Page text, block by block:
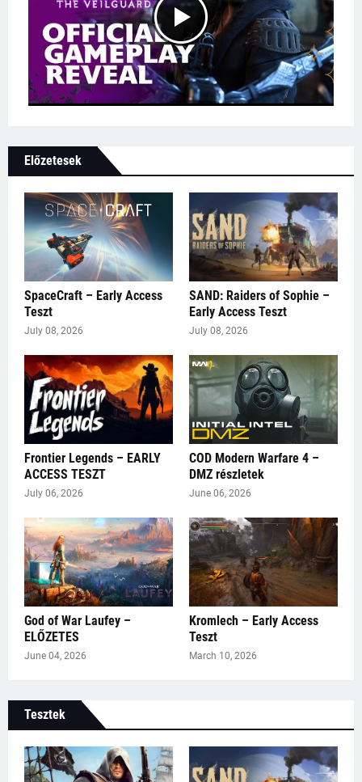
Előzetesek
SpaceCraft – Early Access
Teszt
July 08, 2026
SAND: Raiders of Sophie –
Early Access Teszt
July 08, 2026
Frontier Legends – EARLY
ACCESS TESZT
July 06, 2026
COD Modern Warfare 4 –
DMZ részletek
June 06, 2026
God of War Laufey –
ELŐZETES
June 04, 2026
Kromlech – Early Access
Teszt
March 10, 2026
Tesztek